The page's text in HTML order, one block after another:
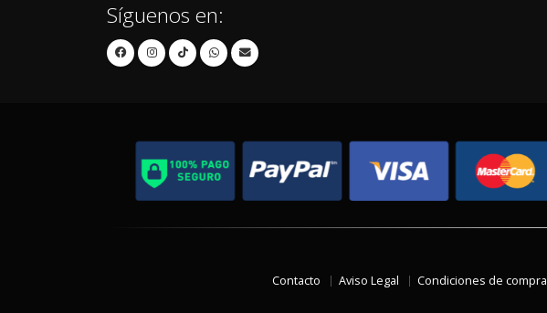
Síguenos en:
Contacto Aviso Legal Condiciones de compra